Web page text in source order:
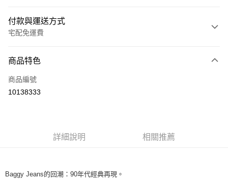
付款與運送方式
宅配免運費
信用卡一次付款
超商取貨付款
每筆NT$60，滿NT$1,500(含以上)免運費
商品特色
商品編號
10138333
詳細說明 相關推薦
Baggy Jeans的回潮：90年代經典再現。